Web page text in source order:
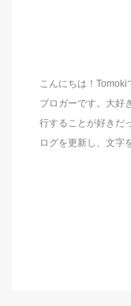
こんにちは！
ブロガーです。大好
行することが好きだ
ログを更新し、文字